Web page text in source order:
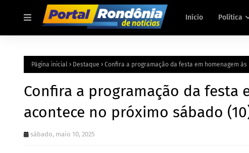
Início Política
Página inicial Destaque Confira a programação da festa em homenagem
Confira a programação da festa
acontece no próximo sábado
sábado, maio 10, 2025